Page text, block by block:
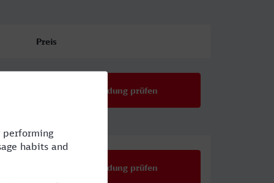
Preis
Verbindung prüfen
Verbindung prüfen